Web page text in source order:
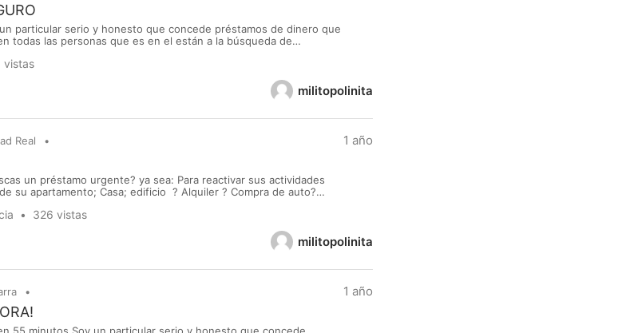
militopolinita
un particular serio y honesto que concede préstamos de dinero que
todas las personas que es en el están a la búsqueda de
: +34 682 86 32 48
vistas
militopolinita
Real 1 año
un préstamo urgente? ya sea: Para reactivar sus actividades
su apartamento; Casa; edificio ? Alquiler ? Compra de auto?
con términos flexi...
326 vistas
1 año